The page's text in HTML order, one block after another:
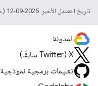
تاريخ التعديل الأخير: 2025-09-12 (حسب التوقيت العالمي المتفَّق عليه)
المدونة
‫X ‏(Twitter سابقًا)
تعليمات برمجية نموذجية